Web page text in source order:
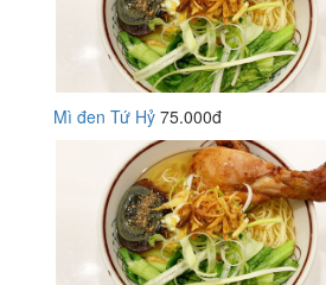
Mì đen Tứ Hỷ 75.000đ